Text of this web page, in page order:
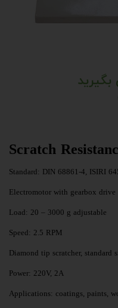
Scratch
Standard: DIN 68861-4, ISIRI
Electromotor with gearbox drive
Load: 20 – 3000 g adjustable
Speed: 2.5 RPM
Diamond tip scratcher, standard
Power: 220V, 2A
Applications: coatings, paints,